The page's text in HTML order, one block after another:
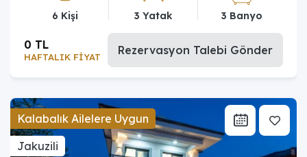
6 Kişi 3 Yatak 3 Banyo
HAFTALIK FİYAT
0 TL Rezervasyon Talebi Gönder
Kalabalık Ailelere Uygun
Jakuzili